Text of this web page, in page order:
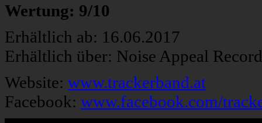
Wertung: 9/10
Erhältlich ab: 16.06.2017
Erhältlich über: Noise Appeal
Website: www.trackerband.at
Facebook: www.facebook.com/